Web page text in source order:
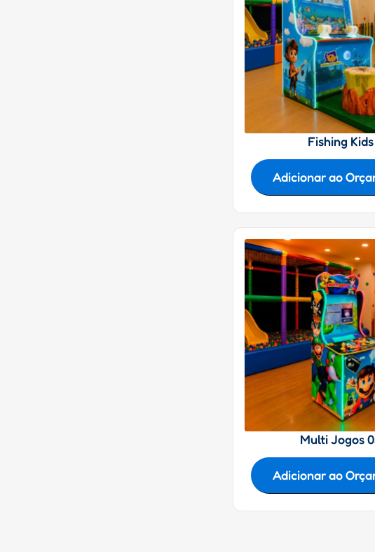
Fishing Kids
Adicionar ao
Multi Jogos
Adicionar ao